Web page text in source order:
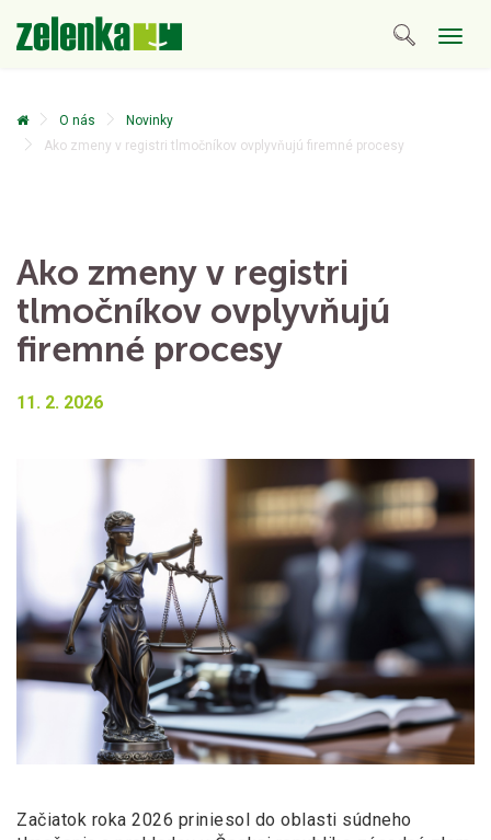
O nás
Novinky
Ako zmeny v registri tlmočníkov ovplyvňujú firemné procesy
Ako zmeny v registri
tlmočníkov ovplyvňujú
firemné procesy
11. 2. 2026
Začiatok roka 2026 priniesol do oblasti súdneho